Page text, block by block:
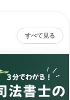
すべて見る